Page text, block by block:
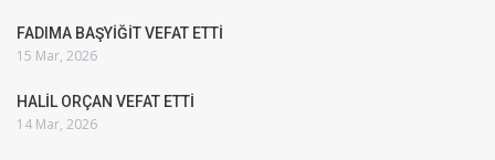
FADIMA BAŞYİĞİT VEFAT ETTİ
15 Mar, 2026
HALİL ORÇAN VEFAT ETTİ
14 Mar, 2026